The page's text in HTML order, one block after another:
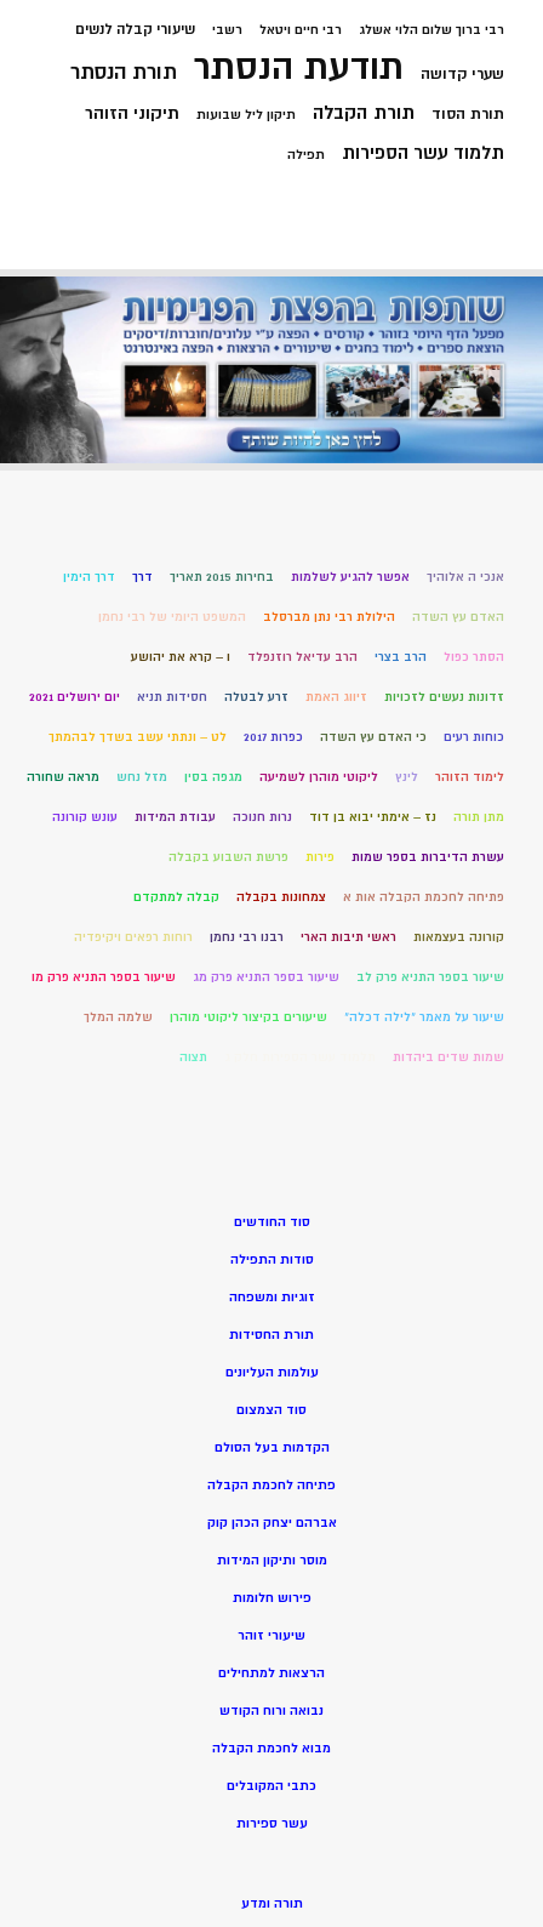
רבי ברוך שלום הלוי אשלג רבי חיים ויטאל רשבי שיעורי קבלה לנשים
שערי קדושה תודעת הנסתר תורת הנסתר
תורת הסוד תורת הקבלה תיקון ליל שבועות תיקוני הזוהר
תלמוד עשר הספירות תפילה
אנכי ה אלוהיך אפשר להגיע לשלמות בחירות 2015 תאריך דרך דרך הימין
האדם עץ השדה הילולת רבי נתן מברסלב המשפט היומי של רבי נחמן
הסתר כפול הרב בצרי הרב עדיאל רוזנפלד ו – קרא את יהושע
זדונות נעשים לזכויות זיווג האמת זרע לבטלה חסידות תניא יום ירושלים 2021
כוחות רעים כי האדם עץ השדה כפרות 2017 לט – ונתתי עשב בשדך לבהמתך
לימוד הזוהר לינץ ליקוטי מוהרן לשמיעה מגפה בסין מזל נחש מראה שחורה
מתן תורה נז – אימתי יבוא בן דוד נרות חנוכה עבודת המידות עונש קורונה
עשרת הדיברות בספר שמות פירות פרשת השבוע בקבלה
פתיחה לחכמת הקבלה אות א צמחונות בקבלה קבלה למתקדם
קורונה בעצמאות ראשי תיבות הארי רבנו רבי נחמן רוחות רפאים ויקיפדיה
שיעור בספר התניא פרק לב שיעור בספר התניא פרק מג שיעור בספר התניא פרק מו
שיעור על מאמר "לילה דכלה" שיעורים בקיצור ליקוטי מוהרן שלמה המלך
שמות שדים ביהדות תצוה
סוד החודשים
סודות התפילה
זוגיות ומשפחה
תורת החסידות
עולמות העליונים
סוד הצמצום
הקדמות בעל הסולם
פתיחה לחכמת הקבלה
אברהם יצחק הכהן קוק
מוסר ותיקון המידות
פירוש חלומות
שיעורי זוהר
הרצאות למתחילים
נבואה ורוח הקודש
מבוא לחכמת הקבלה
כתבי המקובלים
עשר ספירות
תורה ומדע